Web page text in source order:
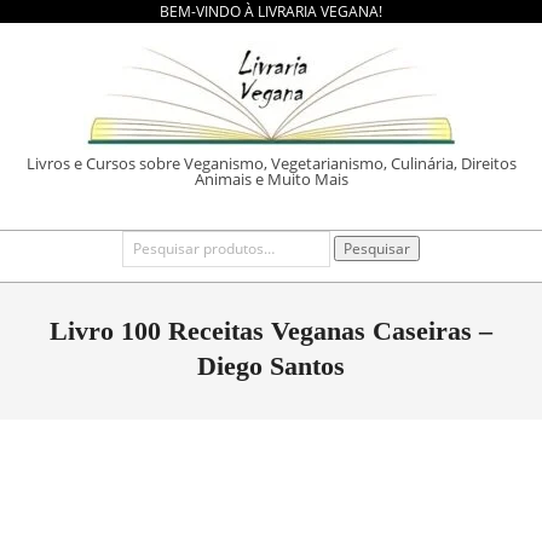
BEM-VINDO À LIVRARIA VEGANA!
LIVRARIA
Livros e Cursos sobre Veganismo, Vegetarianismo, Culinária, Direitos
Animais e Muito Mais
Primary
Pesquisar
por:
Pesquisar
Livro 100 Receitas Veganas Caseiras –
Diego Santos